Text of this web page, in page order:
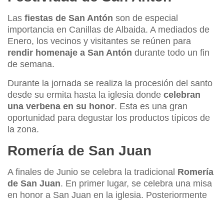
Las fiestas de San Antón son de especial
importancia en Canillas de Albaida. A mediados de
Enero, los vecinos y visitantes se reúnen para
rendir homenaje a San Antón durante todo un fin
de semana.
Durante la jornada se realiza la procesión del santo
desde su ermita hasta la iglesia donde celebran
una verbena en su honor. Esta es una gran
oportunidad para degustar los productos típicos de
la zona.
Romería de San Juan
A finales de Junio se celebra la tradicional Romería
de San Juan. En primer lugar, se celebra una misa
en honor a San Juan en la iglesia. Posteriormente